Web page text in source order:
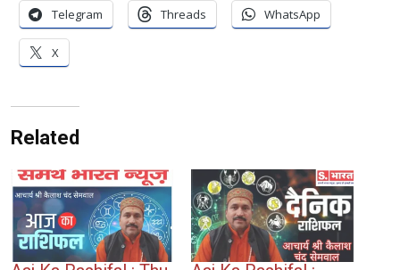
Telegram Threads WhatsApp
X
Related